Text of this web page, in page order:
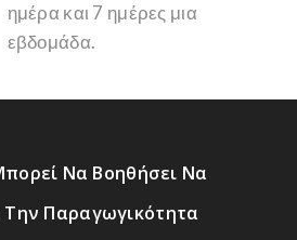
ημέρα και 7 ημέρες μια
εβδομάδα.
Να Βοηθήσει Να
Την Παραγωγικότητα